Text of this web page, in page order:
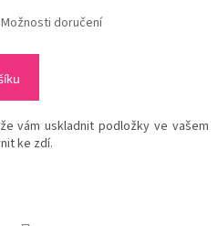
Možnosti doručení
vám uskladnit podložky ve vašem
ke zdí.